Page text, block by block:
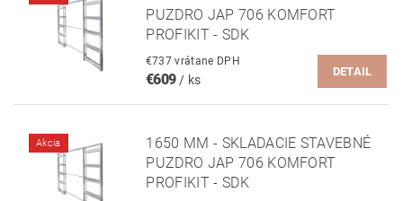
PUZDRO JAP 706 KOMFORT
PROFIKIT - SDK
€737 vrátane DPH
€609/ ks
DETAIL
Akcia
1650 MM - SKLADACIE STAVEBNÉ
PUZDRO JAP 706 KOMFORT
PROFIKIT - SDK